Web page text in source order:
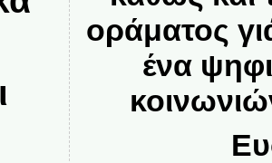
οράματος
ένα